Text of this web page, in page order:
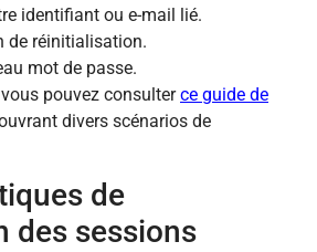
identifiant ou e-mail lié.
de réinitialisation.
mot de passe.
pouvez consulterce guide de
divers scénarios de
de
des sessions